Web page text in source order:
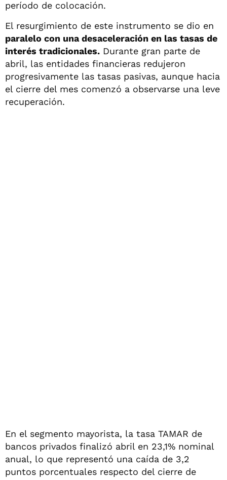
período de colocación.
El resurgimiento de este instrumento se dio en
paralelo con una desaceleración en las tasas de
interés tradicionales. Durante gran parte de
abril, las entidades financieras redujeron
progresivamente las tasas pasivas, aunque hacia
el cierre del mes comenzó a observarse una leve
recuperación.
En el segmento mayorista, la tasa TAMAR de
bancos privados finalizó abril en 23,1% nominal
anual, lo que representó una caída de 3,2
puntos porcentuales respecto del cierre de